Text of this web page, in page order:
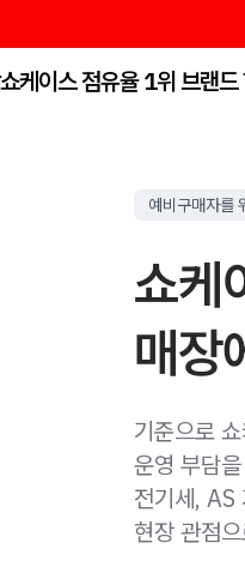
케이스 점유율 1위 브랜
예비구매자를
쇼케
매장
기준으로
운영 부담
전기세, AS
현장 관점